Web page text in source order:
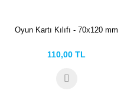
Oyun Kartı Kılıfı - 70x120 mm
110,00 TL